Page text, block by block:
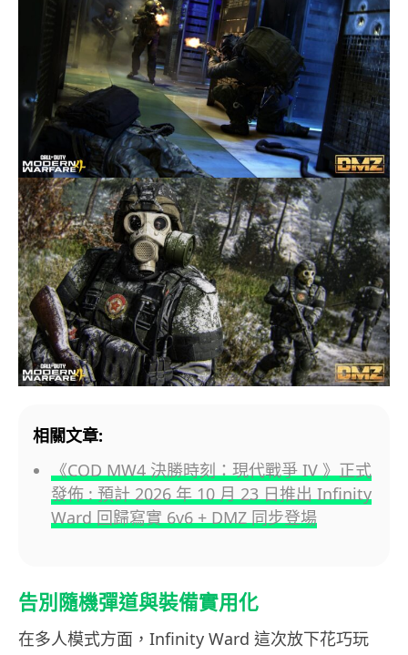
相關文章:
《COD MW4 決勝時刻：現代戰爭 IV 》正式
發佈 : 預計 2026 年 10 月 23 日推出 Infinity
Ward 回歸寫實 6v6 + DMZ 同步登場
告別隨機彈道與裝備實用化
在多人模式方面，Infinity Ward 這次放下花巧玩